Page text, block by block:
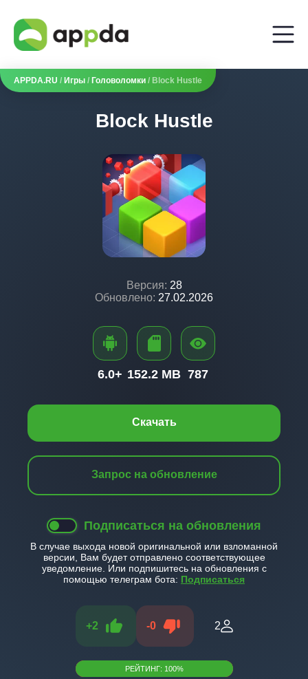
APPDA.RU / Игры / Головоломки / Block Hustle
Block Hustle
Версия: 28
Обновлено: 27.02.2026
Скачать
Запрос на обновление
Подписаться на обновления
В случае выхода новой оригинальной или взломанной
версии, Вам будет отправлено соответствующее
уведомление. Или подпишитесь на обновления с
помощью телеграм бота: Подписаться
+2 -0 2
РЕЙТИНГ: 100%
6.0+ 152.2 MB 787